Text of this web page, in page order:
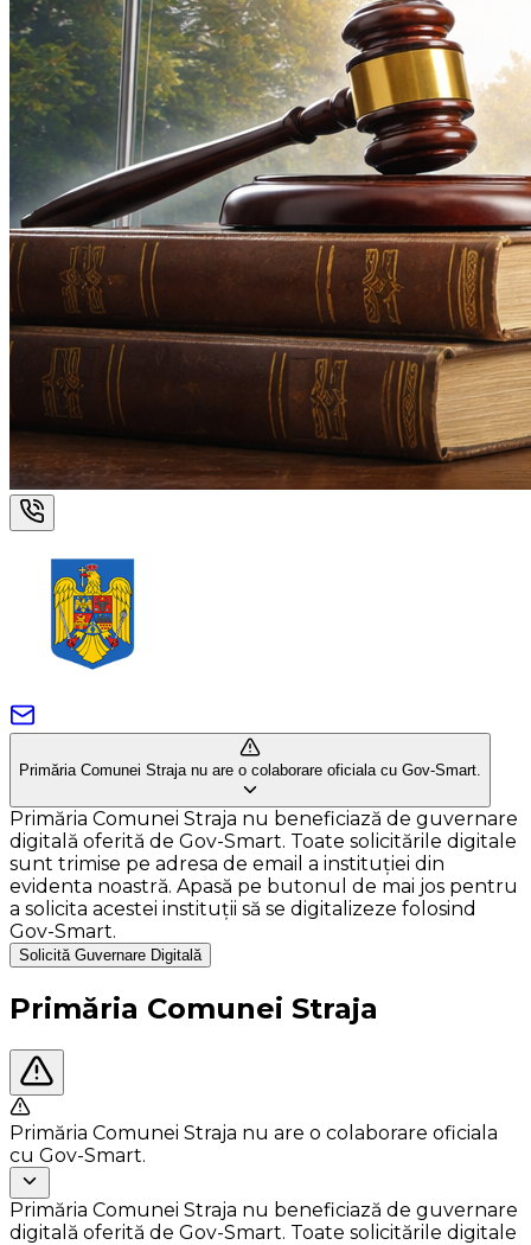
Primăria Comunei Straja nu are o colaborare oficiala cu Gov-Smart.
Primăria Comunei Straja nu beneficiază de guvernare
digitală oferită de Gov-Smart. Toate solicitările digitale
sunt trimise pe adresa de email a instituției din
evidenta noastră. Apasă pe butonul de mai jos pentru
a solicita acestei instituții să se digitalizeze folosind
Gov-Smart.
Solicită Guvernare Digitală
Primăria Comunei Straja
Primăria Comunei Straja nu are o colaborare oficiala
cu Gov-Smart.
Primăria Comunei Straja nu beneficiază de guvernare
digitală oferită de Gov-Smart. Toate solicitările digitale